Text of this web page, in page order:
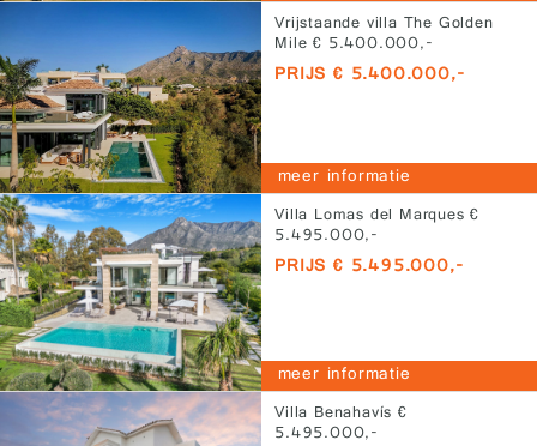
Vrijstaande villa The Golden
Mile € 5.400.000,-
PRIJS € 5.400.000,-
meer informatie
Villa Lomas del Marques €
5.495.000,-
PRIJS € 5.495.000,-
meer informatie
Villa Benahavís €
5.495.000,-